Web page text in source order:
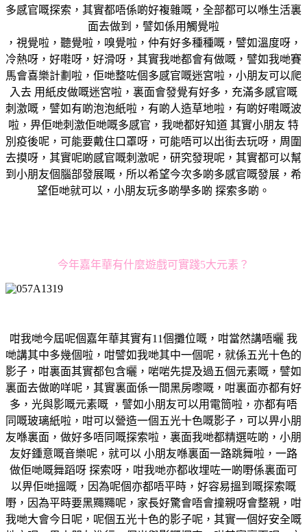
多感官嘅探索，其實都唔係啲好複雜嘅，全部都可以喺生活裏
面去做到，譬如係用觸覺啦
，視覺啦，聽覺啦，嗅覺啦，仲有好多種種嘅，譬如溫度呀，
冷熱呀，好嚡呀，好滑呀，其實我哋都會有做嘅，譬如我哋賽
馬會喜樂計劃啦，佢哋整咗個多感官嘅迷宮啦，小朋友可以爬
入去 用紙皮做嘅迷宮啦，裏面會發覺有好多，充滿多感官嘅
刺激嘅，譬如有啲泡泡紙啦，有啲人造草地啦，有啲好嚡嘅波
啦，畀佢哋刺激佢哋嘅多感官，我哋都好知道 其實小朋友 特
別疫後呢，可能要戴住口罩呀，可能唔可以出街去玩呀，周圍
去摸呀，其實呢啲感官嘅刺激呢，研究發現呢，其實都可以幫
到小朋友個腦部發展嘅，所以希望今次多啲多感官嘅發展，希
望佢哋就可以，小朋友玩多啲學多啲 探索多啲。
今年嘉年華有什麼遊戲可實踐5大元素？
咁我哋今屆呢個嘉年華其實有11個攤位嘅，咁當然講唔曬 我
哋講其中多幾個啦，咁譬如我哋其中一個呢，就係五光十色的
影子，咁裏面其實都包含曬，啱啱先提及過五個元素嘅，譬如
裏面去做啲咩呢，其實裏面係一間黑房嚟嘅，咁裏面亦都有好
多，光與影嘅元素嘅 ，譬如小朋友可以用電筒啦，亦都有唔
同嘅玻璃紙啦，咁可以營造一個五光十色嘅影子，可以畀小朋
友喺裏面，做好多唔同嘅探索啦，裏面我哋都精選咗啲，小朋
友好鍾意嘅音樂呢，就可以 小朋友喺裏面一路跳舞啦，一路
做佢哋嘅舞蹈呀 探索呀，咁我哋亦都收埋咗一啲嘢係裏面可
以畀佢哋搵嘅，因為呢個亦都唔平時，好容易搵到嘅探索嘅
嘢，因為平時要黑鼆鼆呢，家長好驚會唔會撞親呀會整親，咁
我哋大會今日呢，呢個五光十色的影子呢，其實一個好安全嘅